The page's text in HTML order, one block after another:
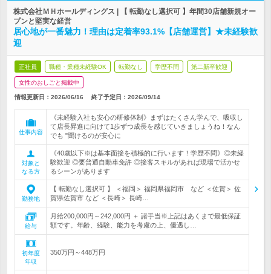
株式会社ＭＨホールディングス | 【 転勤なし選択可 】年間30店舗新規オー
プンと堅実な経営
居心地が一番魅力！理由は定着率93.1%【店舗運営】★未経験歓
迎
正社員 職種・業種未経験OK 転勤なし 学歴不問 第二新卒歓迎
女性のおしごと掲載中
情報更新日：2026/06/16 終了予定日： 2026/09/14
仕事内容
《未経験入社も安心の研修体制》まずはたくさん学んで、吸収し
て店長昇進に向けて1歩ずつ成長を感じていきましょうね！なん
でも "聞けるのが安心に
対象と
なる方
《40歳以下※は基本面接を積極的に行います！学歴不問》◎未経
験歓迎 ◎要普通自動車免許 ◎接客スキルがあれば現場で活かせ
るシーンがあります
勤務地
【 転勤なし選択可 】 ＜福岡＞ 福岡県福岡市 など ＜佐賀＞ 佐
賀県佐賀市 など ＜長崎＞ 長崎…
給与
月給200,000円～242,000円 ＋ 諸手当※上記はあくまで最低保証
額です。年齢、経験、能力を考慮の上、優遇し…
初年度
年収
350万円～448万円